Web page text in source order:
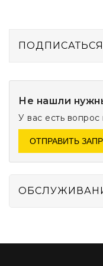
ПОДПИСАТЬСЯ
Не нашли
У вас есть вопрос
ОТПРАВИТЬ